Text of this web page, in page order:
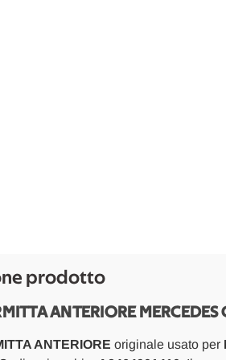
prodotto
ANTERIORE MERCEDES
ANTERIORE originale usato per